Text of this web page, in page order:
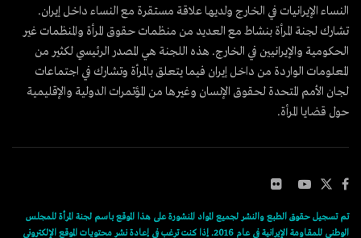
النساء الإيرانيات في الخارج ولديها علاقة مستقرة مع النساء داخل إيران.
تشارك لجنة المرأة بنشاط مع العديد من منظمات حقوق المرأة والمنظمات غير
الحكومية والإيرانيين في الخارج. هذه اللجنة هي المصدر الرئيسي لكثير من
المعلومات الواردة من داخل إيران فيما يتعلق بالمرأة وتشارك في اجتماعات
لجان الأمم المتحدة لحقوق الإنسان وغيرها من المؤتمرات الدولية والإقليمية
حول قضايا المرأة.
تم تسجيل حقوق الطبع والنشر لجميع المواد المنشورة على هذا الموقع باسم لجنة المرأة للمجلس
الوطني للمقاومة الإيرانية في عام 2016. إذا كنت ترغب في إعادة نشر محتويات الموقع الإلكتروني